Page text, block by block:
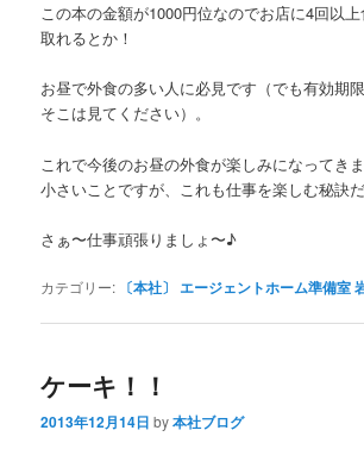
この本の金額が1000円位なのでお店に4回以
取れるとか！
お昼で外食の多い人に必見です（でも有効期限
そこは見てください）。
これで今後のお昼の外食が楽しみになってきま
小さいことですが、これも仕事を楽しむ秘訣だ
さぁ〜仕事頑張りましょ〜♪
カテゴリー: 〔本社〕 エージェントホーム準備室
ケーキ！！
2013年12月14日 by本社ブログ